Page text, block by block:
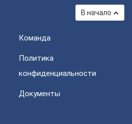
В начало
Команда
Политика
конфиденциальности
Документы